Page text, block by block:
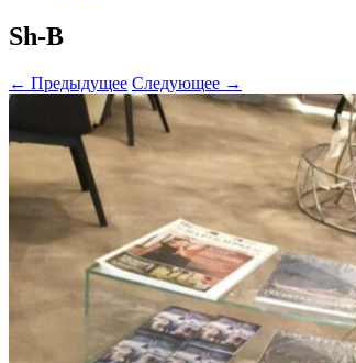
Sh-B
← Предыдущее Следующее →